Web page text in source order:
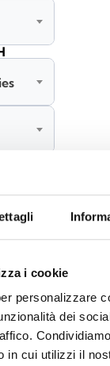
i cookie
personalizzare
dei
in cui utilizzi il